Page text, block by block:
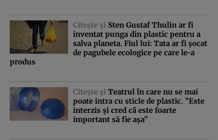
Citeşte şi Sten Gustaf Thulin ar fi
inventat punga din plastic pentru a
salva planeta. Fiul lui: Tata ar fi şocat
de pagubele ecologice pe care le-a
produs
Citeşte şi Teatrul în care nu se mai
poate intra cu sticle de plastic. ”Este
interzis şi cred că este foarte
important să fie aşa”